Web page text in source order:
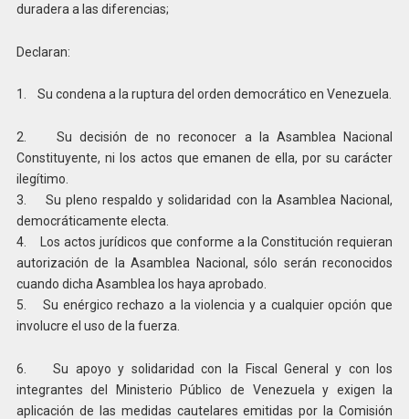
duradera a las diferencias;
Declaran:
1. Su condena a la ruptura del orden democrático en Venezuela.
2. Su decisión de no reconocer a la Asamblea Nacional
Constituyente, ni los actos que emanen de ella, por su carácter
ilegítimo.
3. Su pleno respaldo y solidaridad con la Asamblea Nacional,
democráticamente electa.
4. Los actos jurídicos que conforme a la Constitución requieran
autorización de la Asamblea Nacional, sólo serán reconocidos
cuando dicha Asamblea los haya aprobado.
5. Su enérgico rechazo a la violencia y a cualquier opción que
involucre el uso de la fuerza.
6. Su apoyo y solidaridad con la Fiscal General y con los
integrantes del Ministerio Público de Venezuela y exigen la
aplicación de las medidas cautelares emitidas por la Comisión